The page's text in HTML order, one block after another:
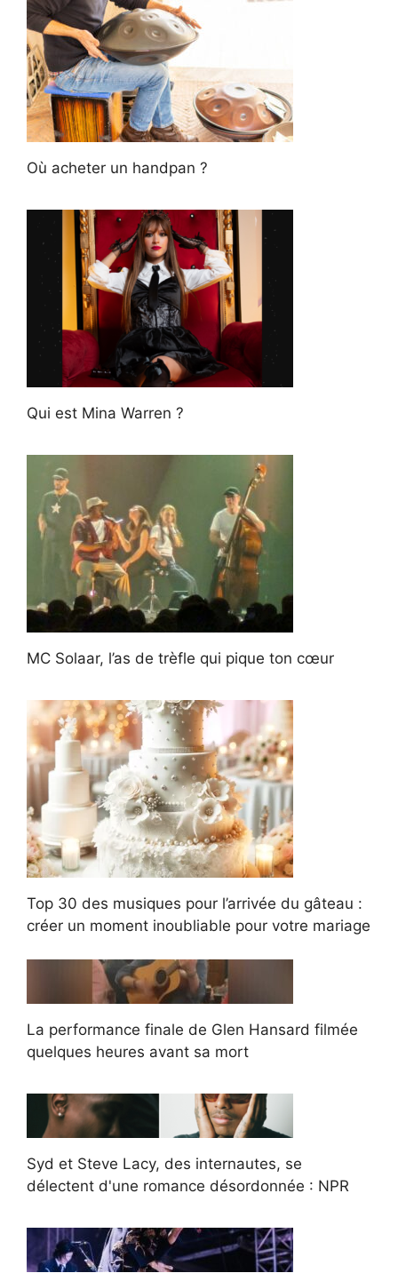
Où acheter un handpan ?
Qui est Mina Warren ?
MC Solaar, l’as de trèfle qui pique ton cœur
Top 30 des musiques pour l’arrivée du gâteau :
créer un moment inoubliable pour votre mariage
La performance finale de Glen Hansard filmée
quelques heures avant sa mort
Syd et Steve Lacy, des internautes, se
délectent d'une romance désordonnée : NPR